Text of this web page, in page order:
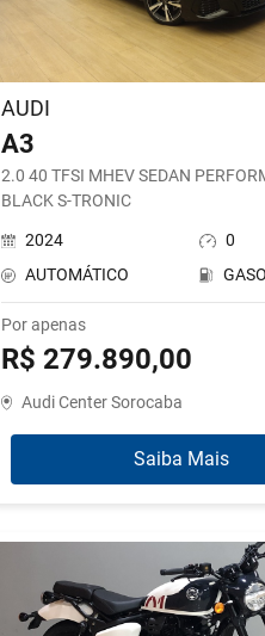
AUDI
A3
2.0 40 TFSI MHEV SEDAN
BLACK S-TRONIC
2024
0
AUTOMÁTICO
Por apenas
R$ 279.890,00
Audi Center Sorocaba
Saiba Mais